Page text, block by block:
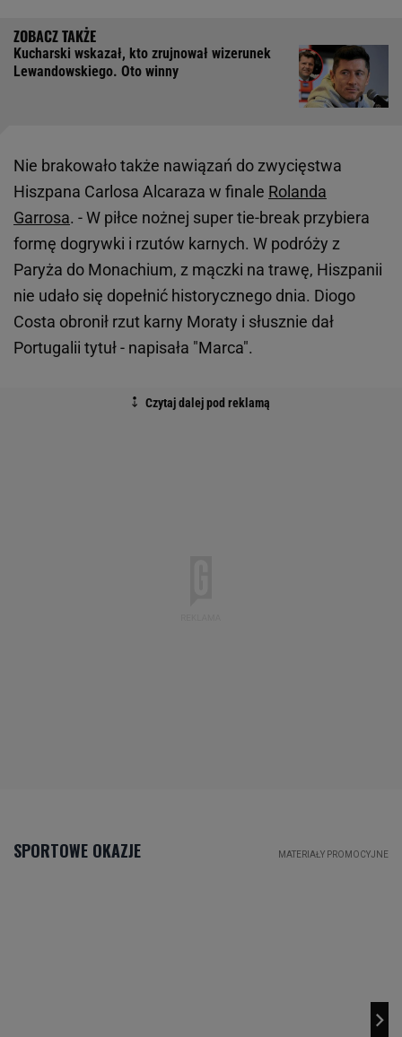
Kucharski wskazał, kto zrujnował wizerunek
Lewandowskiego. Oto winny
Nie brakowało także nawiązań do zwycięstwa
Hiszpana Carlosa Alcaraza w finale Rolanda
Garrosa. - W piłce nożnej super tie-break przybiera
formę dogrywki i rzutów karnych. W podróży z
Paryża do Monachium, z mączki na trawę, Hiszpanii
nie udało się dopełnić historycznego dnia. Diogo
Costa obronił rzut karny Moraty i słusznie dał
Portugalii tytuł - napisała "Marca".